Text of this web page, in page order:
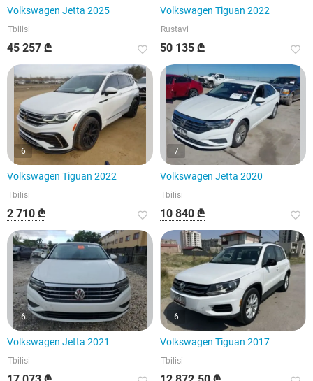
Volkswagen Jetta 2025
Tbilisi
45 257 ₾
Volkswagen Tiguan 2022
Rustavi
50 135 ₾
6
Volkswagen Tiguan 2022
Tbilisi
2 710 ₾
7
Volkswagen Jetta 2020
Tbilisi
10 840 ₾
6
Volkswagen Jetta 2021
Tbilisi
6
Volkswagen Tiguan 2017
Tbilisi